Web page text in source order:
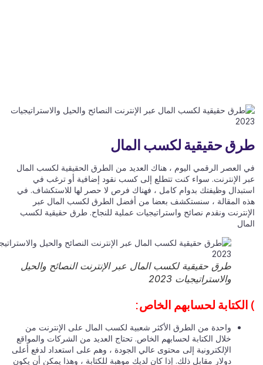
حقيقية لكسب المال
العصر الرقمي اليوم ، هناك العديد من الطرق الحقيقية لكسب المال
الإنترنت. سواء كنت تتطلع إلى كسب نقود إضافية أو ترغب في
وظيفتك بدوام كامل ، فهناك فرص لا حصر لها للاستكشاف. في
المقالة ، سنستكشف بعضا من أفضل الطرق لكسب المال عبر
ونقدم نصائح واستراتيجيات عملية للنجاح. طرق حقيقية لكسب
طرق حقيقية لكسب المال عبر الإنترنت النصائح والحيل
والاستراتيجيات 2023
لحسابهم الخاص:
واحدة من الطرق الأكثر شعبية لكسب المال على الإنترنت من
خلال الكتابة لحسابهم الخاص. تحتاج العديد من الشركات والمواقع
الإلكترونية إلى محتوى عالي الجودة ، وهم على استعداد لدفع أعلى
دولار مقابل ذلك. إذا كان لديك موهبة للكتابة ، وهذا يمكن أن يكون